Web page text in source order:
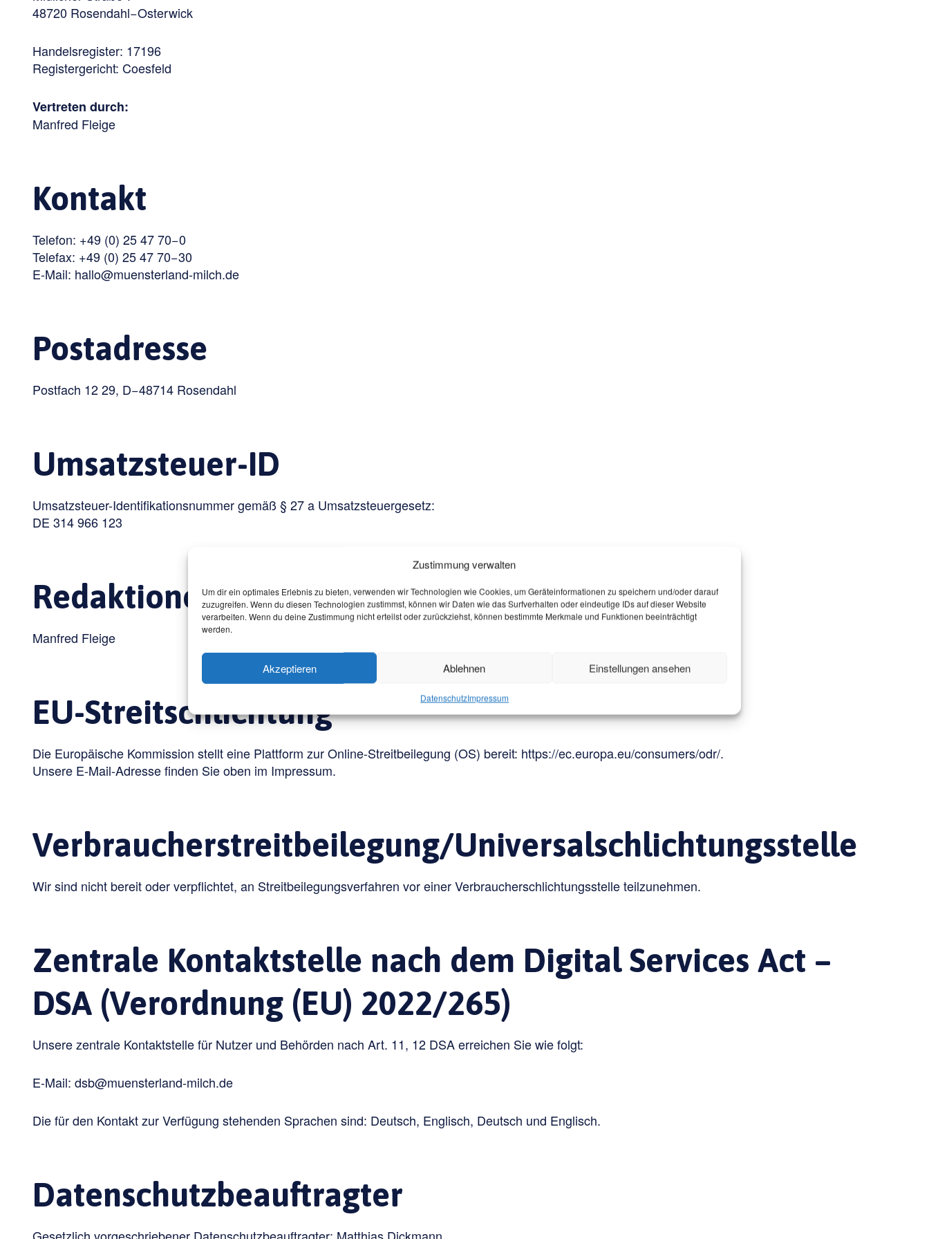
Zustimmung verwalten
Um dir ein optimales Erlebnis zu bieten, verwenden wir Technologien wie Cookies, um Geräteinformationen zu speichern und/oder darauf
zuzugreifen. Wenn du diesen Technologien zustimmst, können wir Daten wie das Surfverhalten oder eindeutige IDs auf dieser Website
verarbeiten. Wenn du deine Zustimmung nicht erteilst oder zurückziehst, können bestimmte Merkmale und Funktionen beeinträchtigt
werden.
Akzeptieren Ablehnen Einstellungen ansehen
DatenschutzImpressum
48720 Rosendahl−Osterwick
Handelsregister: 17196
Registergericht: Coesfeld
Vertreten durch:
Manfred Fleige
Kontakt
Telefon: +49 (0) 25 47 70−0
Telefax: +49 (0) 25 47 70−30
E-Mail: hallo@muensterland-milch.de
Postadresse
Postfach 12 29, D−48714 Rosendahl
Umsatzsteuer-ID
Umsatzsteuer-Identifikationsnummer gemäß § 27 a Umsatzsteuergesetz:
DE 314 966 123
Redaktionell verantwortlich
Manfred Fleige
EU-Streitschlichtung
Die Europäische Kommission stellt eine Plattform zur Online-Streitbeilegung (OS) bereit: https://ec.europa.eu/consumers/odr/.
Unsere E-Mail-Adresse finden Sie oben im Impressum.
Verbraucher­streit­beilegung/Universal­schlichtungs­stelle
Wir sind nicht bereit oder verpflichtet, an Streitbeilegungsverfahren vor einer Verbraucherschlichtungsstelle teilzunehmen.
Zentrale Kontaktstelle nach dem Digital Services Act –
DSA (Verordnung (EU) 2022/265)
Unsere zentrale Kontaktstelle für Nutzer und Behörden nach Art. 11, 12 DSA erreichen Sie wie folgt:
E-Mail: dsb@muensterland-milch.de
Die für den Kontakt zur Verfügung stehenden Sprachen sind: Deutsch, Englisch, Deutsch und Englisch.
Datenschutzbeauftragter